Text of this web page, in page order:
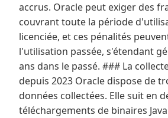
accrus. Oracle peut exiger des
couvrant toute la période
licenciée, et ces pénalités
l'utilisation passée, s'étendant
ans dans le passé. ### La
depuis 2023 Oracle dispose de
données collectées. Elle suit en
téléchargements de binaires